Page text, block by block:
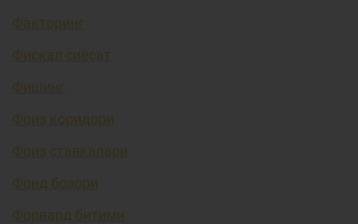
Факторинг
Фискал сиёсат
Фишинг
Фоиз коридори
Фоиз ставкалари
Фонд бозори
Форвард битими